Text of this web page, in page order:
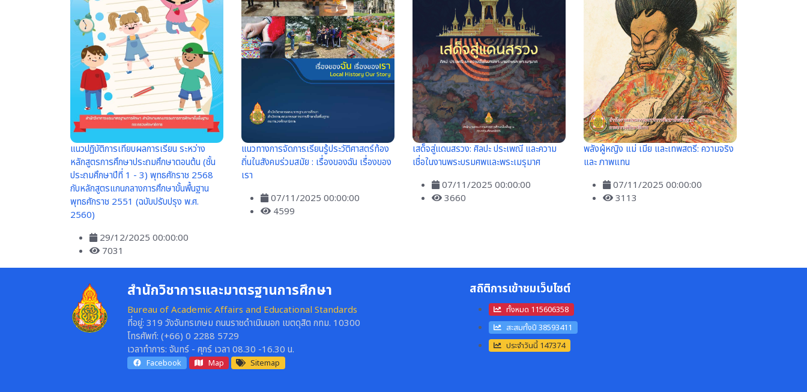
แนวปฏิบัติการเทียบผลการเรียน ระหว่าง
หลักสูตรการศึกษาประถมศึกษาตอนต้น (ชั้น
ประถมศึกษาปีที่ 1 - 3) พุทธศักราช 2568
กับหลักสูตรแกนกลางการศึกษาขั้นพื้นฐาน
พุทธศักราช 2551 (ฉบับปรับปรุง พ.ศ.
2560)
29/12/2025 00:00:00
7031
แนวทางการจัดการเรียนรู้ประวัติศาสตร์ท้อง
ถิ่นในสังคมร่วมสมัย : เรื่องของฉัน เรื่องของ
เรา
07/11/2025 00:00:00
4599
เสด็จสู่แดนสรวง: ศิลปะ ประเพณี และความ
เชื่อในงานพระบรมศพและพระเมรุมาศ
07/11/2025 00:00:00
3660
พลังผู้หญิง แม่ เมีย และเทพสตรี: ความจริง
และ ภาพแทน
07/11/2025 00:00:00
3113
สำนักวิชาการและมาตรฐานการศึกษา
Bureau of Academic Affairs and Educational Standards
ที่อยู่: 319 วังจันทรเกษม ถนนราชดำเนินนอก เขตดุสิต กทม. 10300
โทรศัพท์: (+66) 0 2288 5729
เวลาทำการ: จันทร์ - ศุกร์ เวลา 08.30 -16.30 น.
Facebook Map Sitemap
สถิติการเข้าชมเว็บไซต์
ทั้งหมด 115606358
สะสมทั้งปี 38593411
ประจำวันนี้ 147374